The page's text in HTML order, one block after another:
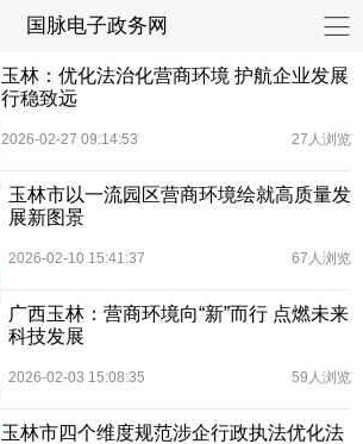
国脉电子政务网
玉林：优化法治化营商环境 护航企业发展
行稳致远
2026-02-27 09:14:53 27人浏览
玉林市以一流园区营商环境绘就高质量发
展新图景
2026-02-10 15:41:37 67人浏览
广西玉林：营商环境向“新”而行 点燃未来
科技发展
2026-02-03 15:08:35 59人浏览
玉林市四个维度规范涉企行政执法优化法